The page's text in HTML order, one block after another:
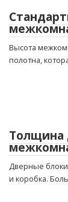
Высота
полотна,
Толщина
Дверные блоки
и коробка.